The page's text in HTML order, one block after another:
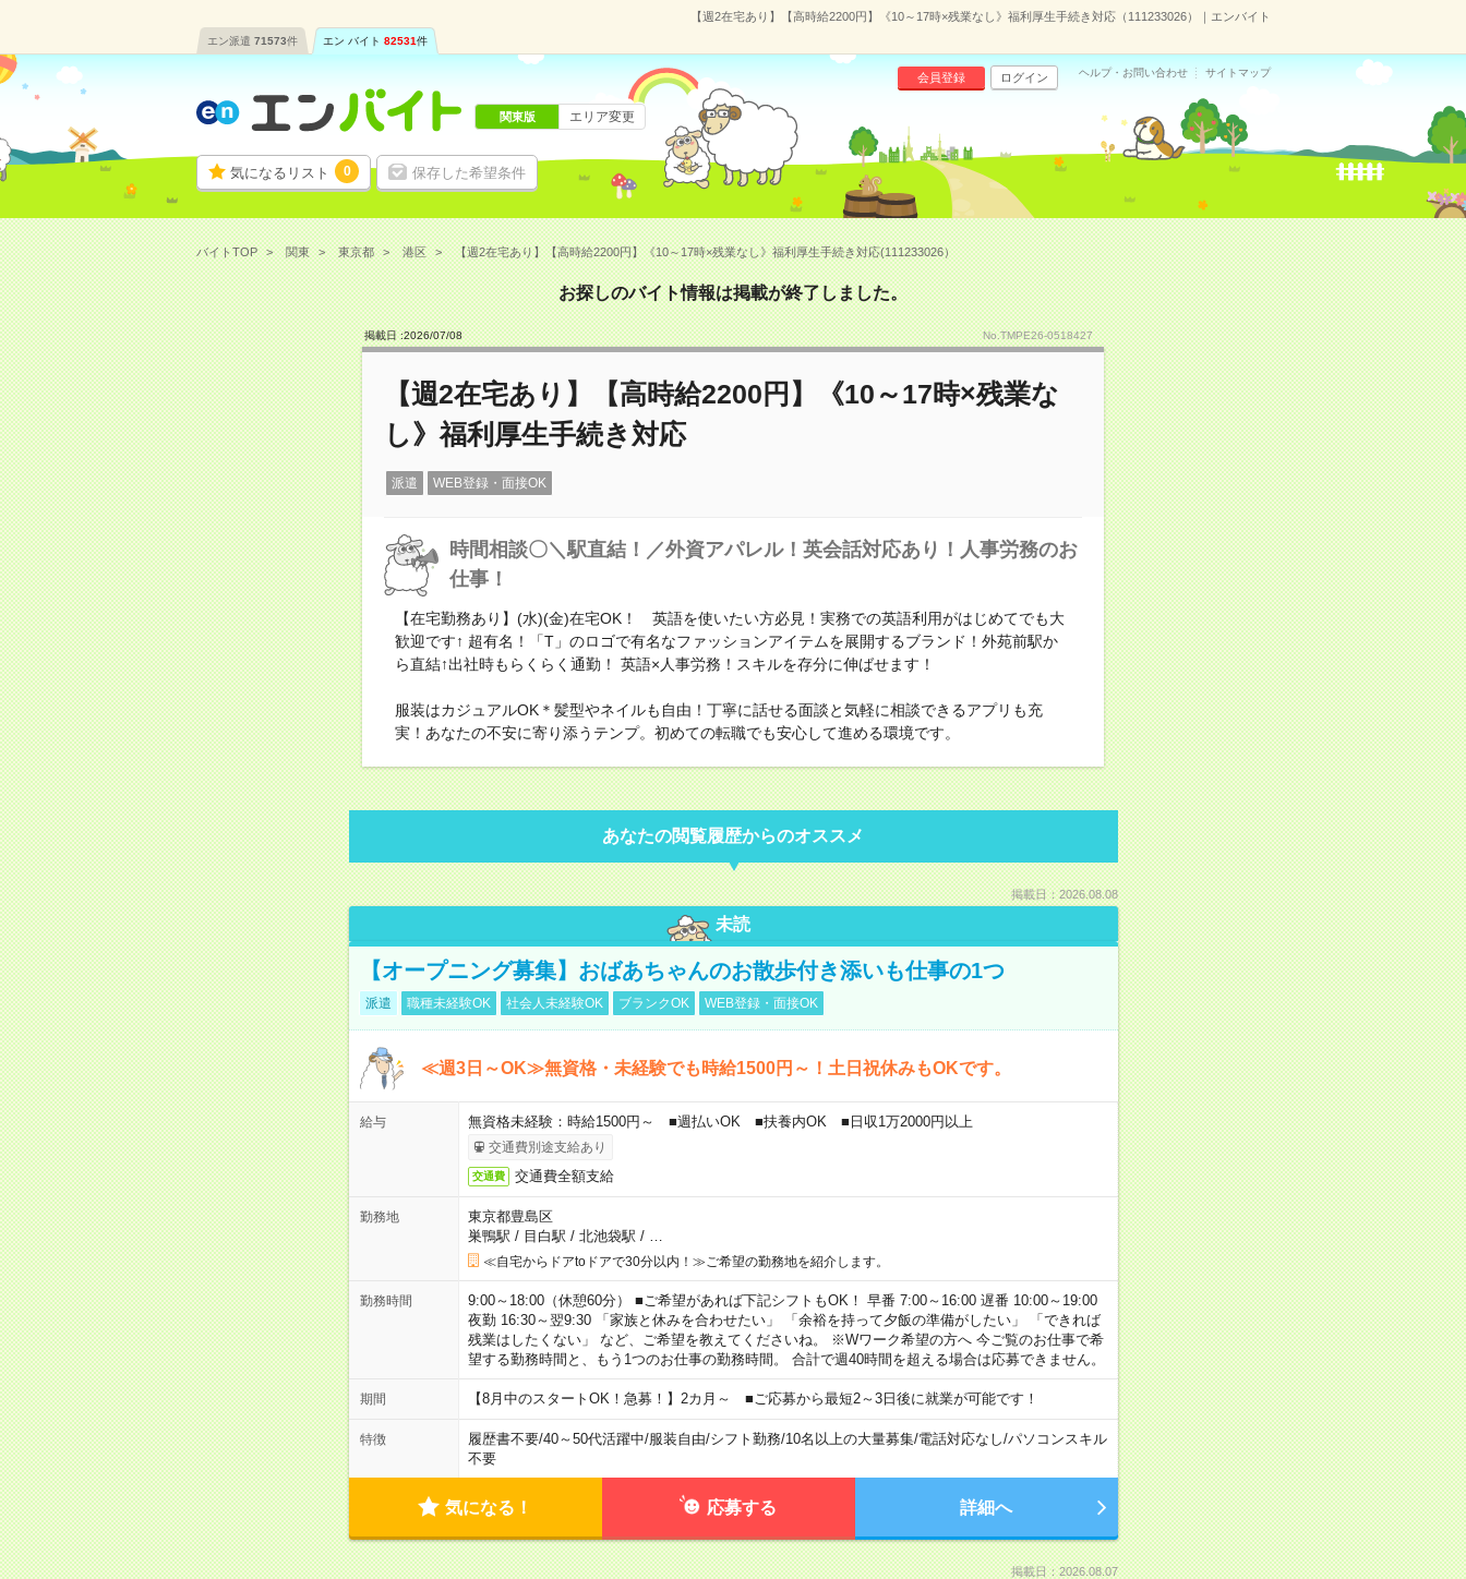
【週2在宅あり】【高時給2200円】《10～17時×残業なし》福利厚生手続き対応（111233026）｜エンバイト
エン派遣 71573件 エン バイト 82531件
気になるリスト 0 保存した希望条件
会員登録 ログイン ヘルプ・お問い合わせ サイトマップ
関東版 エリア変更
バイトTOP 関東 東京都 港区 【週2在宅あり】【高時給2200円】《10～17時×残業なし》福利厚生手続き対応(111233026）
お探しのバイト情報は掲載が終了しました。
掲載日 :2026/07/08 No.TMPE26-0518427
【週2在宅あり】【高時給2200円】《10～17時×残業な
し》福利厚生手続き対応
派遣 WEB登録・面接OK
時間相談〇＼駅直結！／外資アパレル！英会話対応あり！人事労務のお
仕事！
【在宅勤務あり】(水)(金)在宅OK！ 英語を使いたい方必見！実務での英語利用がはじめてでも大
歓迎です↑ 超有名！「T」のロゴで有名なファッションアイテムを展開するブランド！外苑前駅か
ら直結↑出社時もらくらく通勤！ 英語×人事労務！スキルを存分に伸ばせます！
服装はカジュアルOK＊髪型やネイルも自由！丁寧に話せる面談と気軽に相談できるアプリも充
実！あなたの不安に寄り添うテンプ。初めての転職でも安心して進める環境です。
あなたの閲覧履歴からのオススメ
掲載日：2026.08.08
未読
【オープニング募集】おばあちゃんのお散歩付き添いも仕事の1つ
派遣 職種未経験OK 社会人未経験OK ブランクOK WEB登録・面接OK
≪週3日～OK≫無資格・未経験でも時給1500円～！土日祝休みもOKです。
給与 無資格未経験：時給1500円～ ■週払いOK ■扶養内OK ■日収1万2000円以上
交通費別途支給あり
交通費 交通費全額支給
勤務地
東京都豊島区
巣鴨駅 / 目白駅 / 北池袋駅 /
≪自宅からドアtoドアで30分以内！≫ご希望の勤務地を紹介します。
勤務時間
9:00～18:00（休憩60分） ■ご希望があれば下記シフトもOK！ 早番 7:00～16:00 遅番 10:00～19:00
夜勤 16:30～翌9:30 「家族と休みを合わせたい」 「余裕を持って夕飯の準備がしたい」 「できれば
残業はしたくない」 など、ご希望を教えてくださいね。 ※Wワーク希望の方へ 今ご覧のお仕事で希
望する勤務時間と、もう1つのお仕事の勤務時間。 合計で週40時間を超える場合は応募できません。
期間 【8月中のスタートOK！急募！】2カ月～ ■ご応募から最短2～3日後に就業が可能です！
特徴 履歴書不要/40～50代活躍中/服装自由/シフト勤務/10名以上の大量募集/電話対応なし/パソコンスキル
不要
気になる！ 応募する 詳細へ
掲載日：2026.08.07